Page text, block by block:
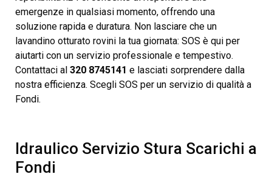
emergenze in qualsiasi momento, offrendo una
soluzione rapida e duratura. Non lasciare che un
lavandino otturato rovini la tua giornata: SOS è qui per
aiutarti con un servizio professionale e tempestivo.
Contattaci al 320 8745141 e lasciati sorprendere dalla
nostra efficienza. Scegli SOS per un servizio di qualità a
Fondi.
Idraulico Servizio Stura Scarichi a
Fondi